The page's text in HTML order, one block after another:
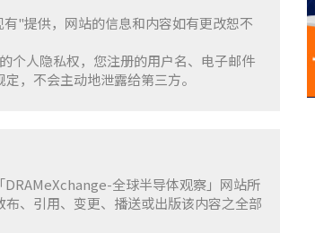
"提供，网站的信息和内容如有更改恕不
个人隐私权，您注册的用户名、电子邮件
，不会主动地泄露给第三方。
DRAMeXchange-全球半导体观察」网站所
、引用、变更、播送或出版该内容之全部